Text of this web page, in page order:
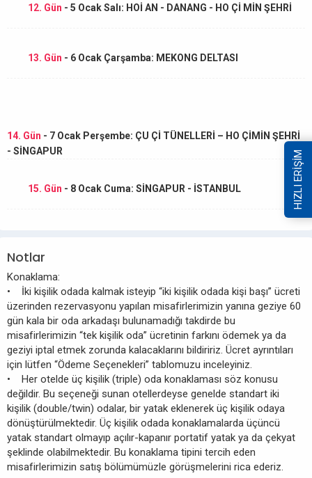
12. Gün - 5 Ocak Salı: HOİ AN - DANANG - HO Çİ MİN ŞEHRİ
13. Gün - 6 Ocak Çarşamba: MEKONG DELTASI
14. Gün - 7 Ocak Perşembe: ÇU Çİ TÜNELLERİ – HO ÇİMİN ŞEHRİ
- SİNGAPUR
15. Gün - 8 Ocak Cuma: SİNGAPUR - İSTANBUL
Notlar
Konaklama:
• İki kişilik odada kalmak isteyip “iki kişilik odada kişi başı” ücreti
üzerinden rezervasyonu yapılan misafirlerimizin yanına geziye 60
gün kala bir oda arkadaşı bulunamadığı takdirde bu
misafirlerimizin “tek kişilik oda” ücretinin farkını ödemek ya da
geziyi iptal etmek zorunda kalacaklarını bildiririz. Ücret ayrıntıları
için lütfen “Ödeme Seçenekleri” tablomuzu inceleyiniz.
• Her otelde üç kişilik (triple) oda konaklaması söz konusu
değildir. Bu seçeneği sunan otellerdeyse genelde standart iki
kişilik (double/twin) odalar, bir yatak eklenerek üç kişilik odaya
dönüştürülmektedir. Üç kişilik odada konaklamalarda üçüncü
yatak standart olmayıp açılır-kapanır portatif yatak ya da çekyat
şeklinde olabilmektedir. Bu konaklama tipini tercih eden
misafirlerimizin satış bölümümüzle görüşmelerini rica ederiz.
HIZLI ERİŞİM